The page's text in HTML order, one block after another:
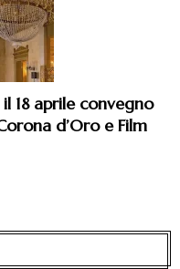
18 aprile convegno
d’Oro e Film